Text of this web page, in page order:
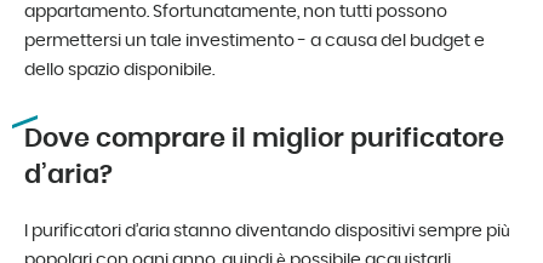
appartamento. Sfortunatamente, non tutti possono
permettersi un tale investimento - a causa del budget e
dello spazio disponibile.
Dove comprare il miglior purificatore
d’aria?
I purificatori d’aria stanno diventando dispositivi sempre più